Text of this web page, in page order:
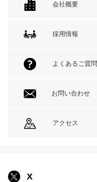
会社概要
採用情報
よくあるご質問
お問い合わせ
アクセス
X